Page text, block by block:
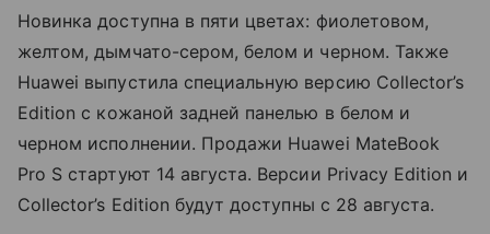
Новинка доступна в пяти цветах: фиолетовом,
желтом, дымчато-сером, белом и черном. Также
Huawei выпустила специальную версию Collector’s
Edition с кожаной задней панелью в белом и
черном исполнении. Продажи Huawei MateBook
Pro S стартуют 14 августа. Версии Privacy Edition и
Collector’s Edition будут доступны с 28 августа.